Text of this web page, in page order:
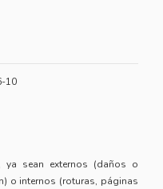
10
sean externos (daños o
o internos (roturas, páginas